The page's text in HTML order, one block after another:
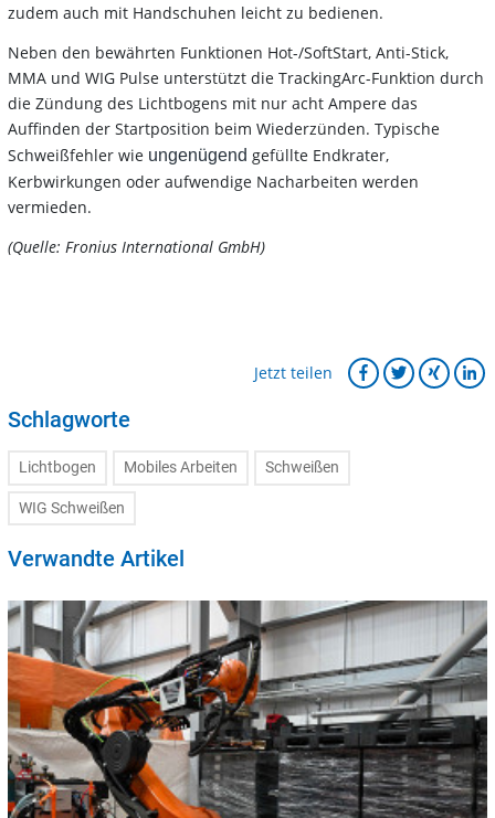
zudem auch mit Handschuhen leicht zu bedienen.
Neben den bewährten Funktionen Hot-/SoftStart, Anti-Stick,
MMA und WIG Pulse unterstützt die TrackingArc-Funktion durch
die Zündung des Lichtbogens mit nur acht Ampere das
Auffinden der Startposition beim Wiederzünden. Typische
Schweißfehler wie ungenügend gefüllte Endkrater,
Kerbwirkungen oder aufwendige Nacharbeiten werden
vermieden.
(Quelle: Fronius International GmbH)
Jetzt teilen
Schlagworte
Lichtbogen Mobiles Arbeiten Schweißen
WIG Schweißen
Verwandte Artikel